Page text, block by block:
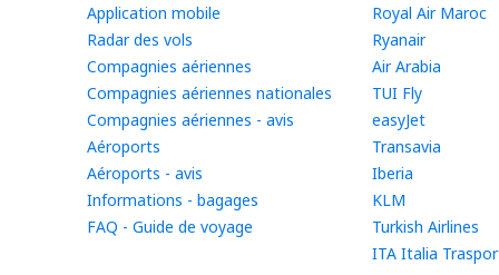
Application mobile
Radar des vols
Compagnies aériennes
Compagnies aériennes nationales
Compagnies aériennes - avis
Aéroports
Aéroports - avis
Informations - bagages
FAQ - Guide de voyage
Royal Air Maroc
Ryanair
Air Arabia
TUI Fly
easyJet
Transavia
Iberia
KLM
Turkish Airlines
ITA Italia